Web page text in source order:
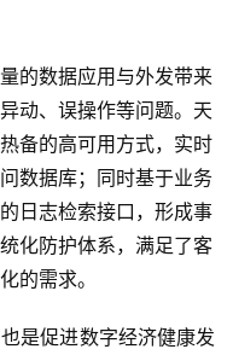
的数据应用与外发带来
动、误操作等问题。天
备的高可用方式，实时
数据库；同时基于业务
日志检索接口，形成事
化防护体系，满足了客
的需求。
是促进数字经济健康发